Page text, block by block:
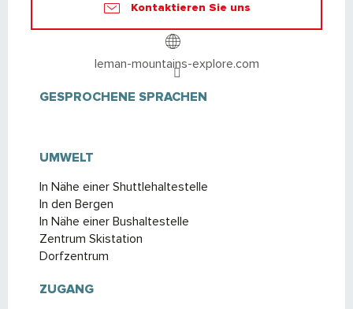
Kontaktieren Sie uns
leman-mountains-explore.com
GESPROCHENE SPRACHEN
GESPROCHENE SPRACHEN
UMWELT
UMWELT
In Nähe einer Shuttlehaltestelle
In den Bergen
In Nähe einer Bushaltestelle
Zentrum Skistation
Dorfzentrum
ZUGANG
ZUGANG